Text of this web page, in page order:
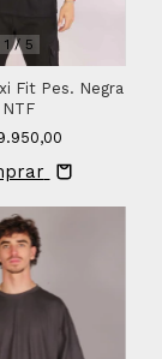
1 / 5
Fit Pes. Negra
NTF